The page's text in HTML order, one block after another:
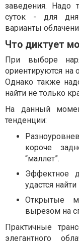
заведения. Надо
суток - для дня
варианты
Что диктует
При выборе
ориентируются на
Однако также
найти не только
На данный
тенденции:
короче
“маллет”.
Эффектное
удастся
Открытые
вырезом на
Практичные
элегантного